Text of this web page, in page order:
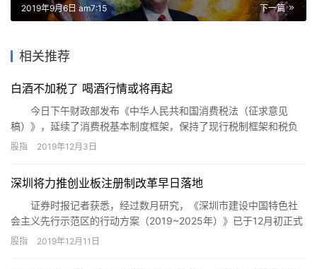
下一篇
2019年9月6日 am7:15
相关推荐
白酒不加税了 喝酒行情或将再起
今日下午财政部发布《中华人民共和国消费税法（征求意见
稿）》，延续了消费税基本制度框架，保持了现行税制框架和税负
水平总体不变。对于市场关心的白酒税率并未后移至消费端，仍然
股指 2019年12月3日
深圳将力推创业板注册制改革早日落地
证券时报记者获悉，经过数月研究，《深圳市建设中国特色社
会主义先行示范区的行动方案（2019~2025年）》已于12月初正式
印发，并向深圳市有关部门下发。下一步，各单位将按照上述行动
股指 2019年12月11日